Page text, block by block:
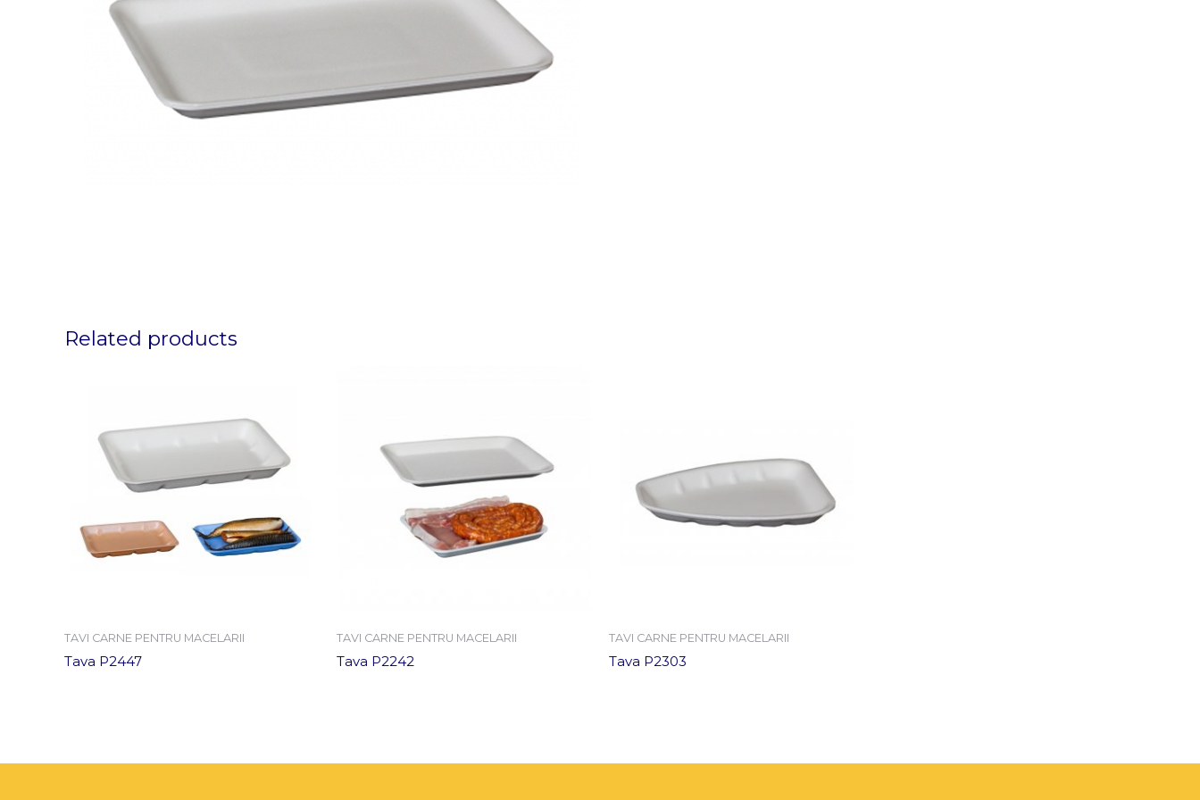
Related products
TAVI CARNE PENTRU MACELARII
Tava P2447
TAVI CARNE PENTRU MACELARII
Tava P2242
TAVI CARNE PENTRU MACELARII
Tava P2303